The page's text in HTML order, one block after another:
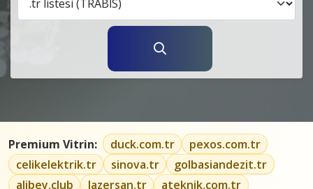
Premium Vitrin: duck.com.tr
pexos.com.tr
celikelektrik.tr
sinova.tr
golbasiandezit.tr
alibey.club
lazersan.tr
ateknik.com.tr